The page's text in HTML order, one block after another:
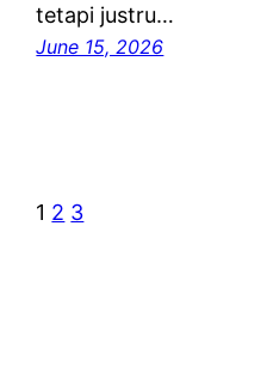
tetapi justru…
June 15, 2026
1 2 3